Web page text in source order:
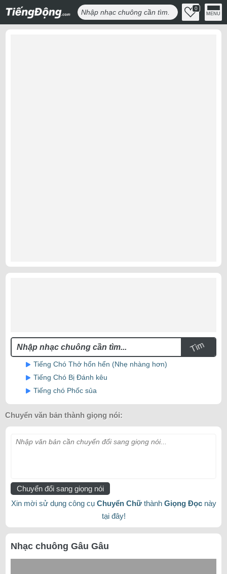
0
MENU
Tìm
Tiếng Chó Thở hổn hển (Nhẹ nhàng hơn)
Tiếng Chó Bị Đánh kêu
Tiếng chó Phốc sủa
Chuyển văn bản thành giọng nói:
Nhập văn bản cần chuyển đổi sang giọng nói...
Chuyển đổi sang giọng nói
Xin mời sử dụng công cụ Chuyển Chữthành Giọng Đọcnày
tại đây!
Nhạc chuông Gâu Gâu